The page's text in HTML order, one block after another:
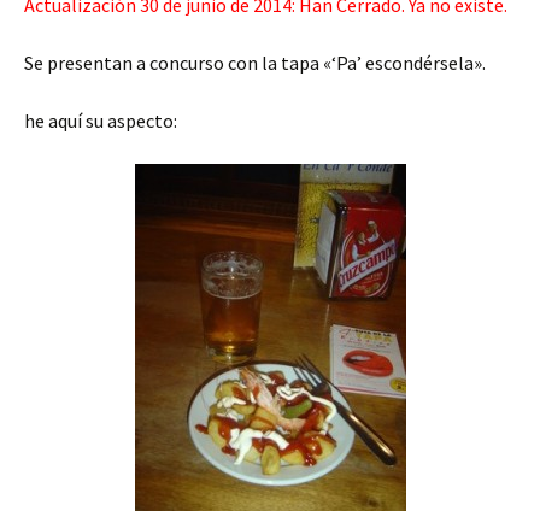
Se presentan a concurso con la tapa «‘Pa’ escondérsela».
he aquí su aspecto: